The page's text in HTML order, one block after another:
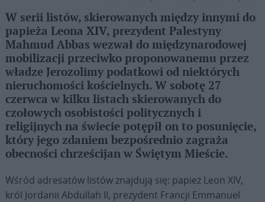
W serii listów, skierowanych między innymi do
papieża Leona XIV, prezydent Palestyny
Mahmud Abbas wezwał do międzynarodowej
mobilizacji przeciwko proponowanemu przez
władze Jerozolimy podatkowi od niektórych
nieruchomości kościelnych. W sobotę 27
czerwca w kilku listach skierowanych do
czołowych osobistości politycznych i
religijnych na świecie potępił on to posunięcie,
który jego zdaniem bezpośrednio zagraża
obecności chrześcijan w Świętym Mieście.
Wśród adresatów listów znajdują się: papież Leon XIV,
król Jordanii Abdullah II, prezydent Francji Emmanuel